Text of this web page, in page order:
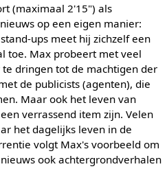
(maximaal 2'15") als
op een eigen manier:
ups meet hij zichzelf een
toe. Max probeert met veel
dringen tot de machtigen der
de publicists (agenten), die
Maar ook het leven van
verrassend item zijn. Velen
het dagelijks leven in de
volgt Max's voorbeeld om
ook achtergrondverhalen